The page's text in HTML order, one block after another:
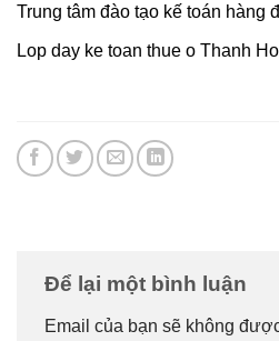
Trung tâm đào tạo kế toán hàng
Lop day ke toan thue o Thanh
Để lại một bình luận
Email của bạn sẽ không